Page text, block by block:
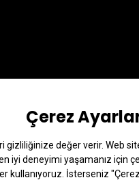
Çerez
gizliliğinize değer verir. Web
iyi deneyimi yaşamanız için
kullanıyoruz. İsterseniz